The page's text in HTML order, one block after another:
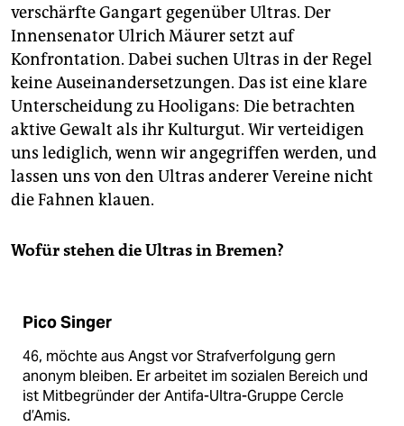
verschärfte Gangart gegenüber Ultras. Der
Innensenator Ulrich Mäurer setzt auf
Konfrontation. Dabei suchen Ultras in der Regel
keine Auseinandersetzungen. Das ist eine klare
Unterscheidung zu Hooligans: Die betrachten
aktive Gewalt als ihr Kulturgut. Wir verteidigen
uns lediglich, wenn wir angegriffen werden, und
lassen uns von den Ultras anderer Vereine nicht
die Fahnen klauen.
Wofür stehen die Ultras in Bremen?
Pico Singer
46, möchte aus Angst vor Strafverfolgung gern
anonym bleiben. Er arbeitet im sozialen Bereich und
ist Mitbegründer der Antifa-Ultra-Gruppe Cercle
d’Amis.